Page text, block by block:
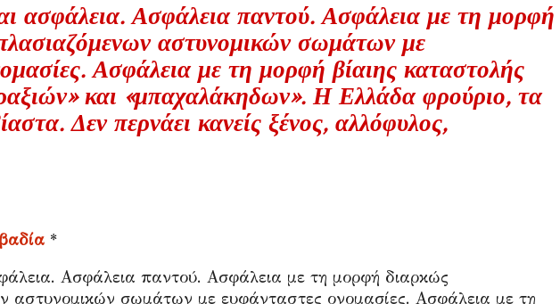
ασφάλεια. Ασφάλεια παντού. Ασφάλεια με τη μορφή
αστυνομικών σωμάτων με
Ασφάλεια με τη μορφή βίαιης καταστολής
και «μπαχαλάκηδων». Η Ελλάδα φρούριο, τα
Δεν περνάει κανείς ξένος, αλλόφυλος,
*
Ασφάλεια παντού. Ασφάλεια με τη μορφή διαρκώς
αστυνομικών σωμάτων με ευφάνταστες ονομασίες. Ασφάλεια με τη